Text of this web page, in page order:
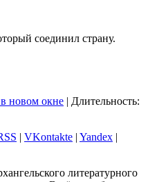
соединил страну.
новом окне | Длительность:
| VKontakte | Yandex |
литературного